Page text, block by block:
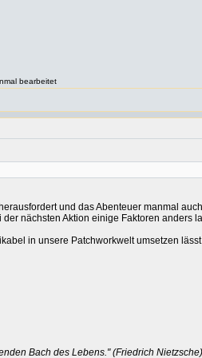
bearbeitet
und das Abenteuer manmal
nächsten Aktion einige Faktoren anders
in unsere Patchworkwelt umsetzen
Bach des Lebens." (Friedrich Nietzsche)